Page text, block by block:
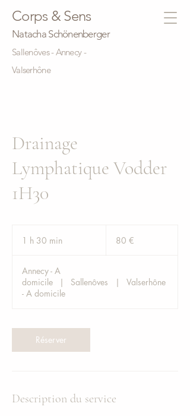
Corps & Sens
Natacha Schönenberger
Sallenôves - Annecy -
Valserhône
Drainage
Lymphatique Vodder
1H30
1 h 30 min
n
80 €
Annecy - A
domicile
| Sallenôves |
Valserhône
- A domicile
Réserver
Description du service